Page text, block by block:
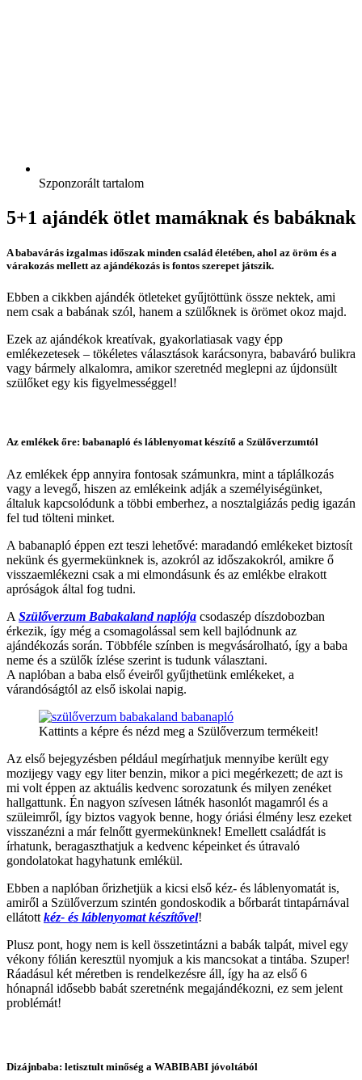
Szponzorált tartalom
5+1 ajándék ötlet mamáknak és babáknak
A babavárás izgalmas időszak minden család életében, ahol az öröm és a
várakozás mellett az ajándékozás is fontos szerepet játszik.
Ebben a cikkben ajándék ötleteket gyűjtöttünk össze nektek, ami
nem csak a babának szól, hanem a szülőknek is örömet okoz majd.
Ezek az ajándékok kreatívak, gyakorlatiasak vagy épp
emlékezetesek – tökéletes választások karácsonyra, babaváró bulikra
vagy bármely alkalomra, amikor szeretnéd meglepni az újdonsült
szülőket egy kis figyelmességgel!
Az emlékek őre: babanapló és láblenyomat készítő a Szülőverzumtól
Az emlékek épp annyira fontosak számunkra, mint a táplálkozás
vagy a levegő, hiszen az emlékeink adják a személyiségünket,
általuk kapcsolódunk a többi emberhez, a nosztalgiázás pedig igazán
fel tud tölteni minket.
A babanapló éppen ezt teszi lehetővé: maradandó emlékeket biztosít
nekünk és gyermekünknek is, azokról az időszakokról, amikre ő
visszaemlékezni csak a mi elmondásunk és az emlékbe elrakott
apróságok által fog tudni.
A Szülőverzum Babakaland naplója csodaszép díszdobozban
érkezik, így még a csomagolással sem kell bajlódnunk az
ajándékozás során. Többféle színben is megvásárolható, így a baba
neme és a szülők ízlése szerint is tudunk választani.
A naplóban a baba első éveiről gyűjthetünk emlékeket, a
várandóságtól az első iskolai napig.
Kattints a képre és nézd meg a Szülőverzum termékeit!
Az első bejegyzésben például megírhatjuk mennyibe került egy
mozijegy vagy egy liter benzin, mikor a pici megérkezett; de azt is
mi volt éppen az aktuális kedvenc sorozatunk és milyen zenéket
hallgattunk. Én nagyon szívesen látnék hasonlót magamról és a
szüleimről, így biztos vagyok benne, hogy óriási élmény lesz ezeket
visszanézni a már felnőtt gyermekünknek! Emellett családfát is
írhatunk, beragaszthatjuk a kedvenc képeinket és útravaló
gondolatokat hagyhatunk emlékül.
Ebben a naplóban őrizhetjük a kicsi első kéz- és láblenyomatát is,
amiről a Szülőverzum szintén gondoskodik a bőrbarát tintapárnával
ellátott kéz- és láblenyomat készítővel!
Plusz pont, hogy nem is kell összetintázni a babák talpát, mivel egy
vékony fólián keresztül nyomjuk a kis mancsokat a tintába. Szuper!
Ráadásul két méretben is rendelkezésre áll, így ha az első 6
hónapnál idősebb babát szeretnénk megajándékozni, ez sem jelent
problémát!
Dizájnbaba: letisztult minőség a WABIBABI jóvoltából